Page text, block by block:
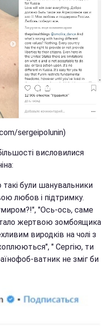
sergeipolunin)
висловилися
такі були шанувальники
любов і підтримку.
"Ось-ось, саме
жертвою зомбоящика
виродків на чолі з
" Сергію, ти
ватник не зміг би